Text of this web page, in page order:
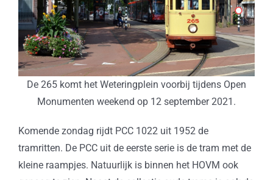
De 265 komt het Weteringplein voorbij tijdens Open
Monumenten weekend op 12 september 2021.
Komende zondag rijdt PCC 1022 uit 1952 de
tramritten. De PCC uit de eerste serie is de tram met de
kleine raampjes. Natuurlijk is binnen het HOVM ook